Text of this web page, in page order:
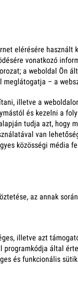
elérésére
vonatkozó
a weboldal Ön
– a
illetve a
és kezelni a
tudja azt, hogy
van
közösségi
az annak
illetve azt
által
és funkcionális